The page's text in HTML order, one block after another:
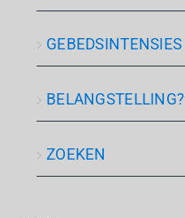
GEBEDSINTENSIES
BELANGSTELLING?
ZOEKEN